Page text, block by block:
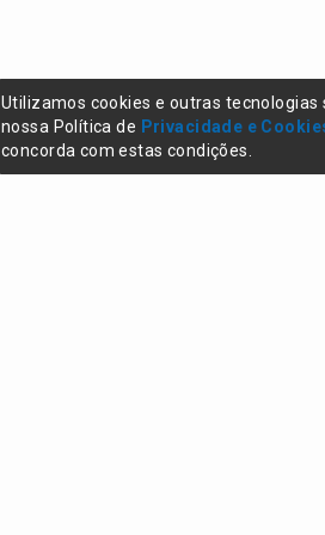
Utilizamos cookies e outras
nossa Política de Privacidade e
concorda com estas condições.